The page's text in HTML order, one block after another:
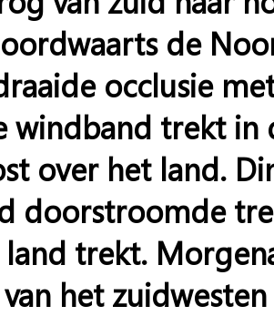
de
occlusie
windband trekt in
over het land.
doorstroomde
trekt.
het